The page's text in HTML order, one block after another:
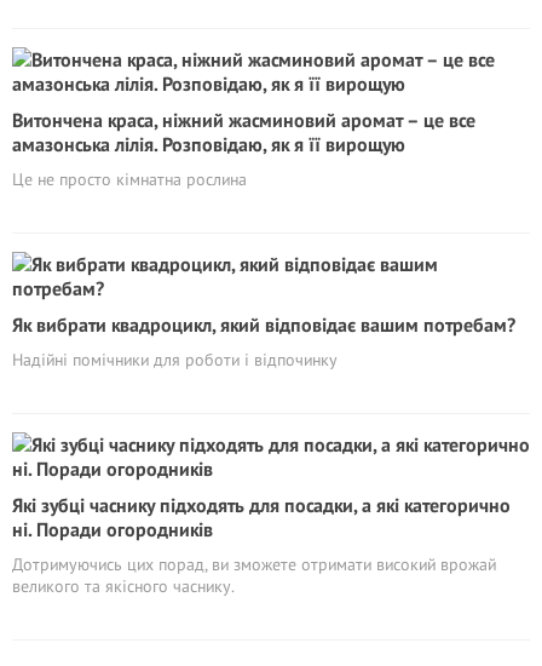
Витончена краса, ніжний жасминовий аромат – це все
амазонська лілія. Розповідаю, як я її вирощую
Це не просто кімнатна рослина
Як вибрати квадроцикл, який відповідає вашим потребам?
Надійні помічники для роботи і відпочинку
Які зубці часнику підходять для посадки, а які категорично
ні. Поради огородників
Дотримуючись цих порад, ви зможете отримати високий врожай
великого та якісного часнику.